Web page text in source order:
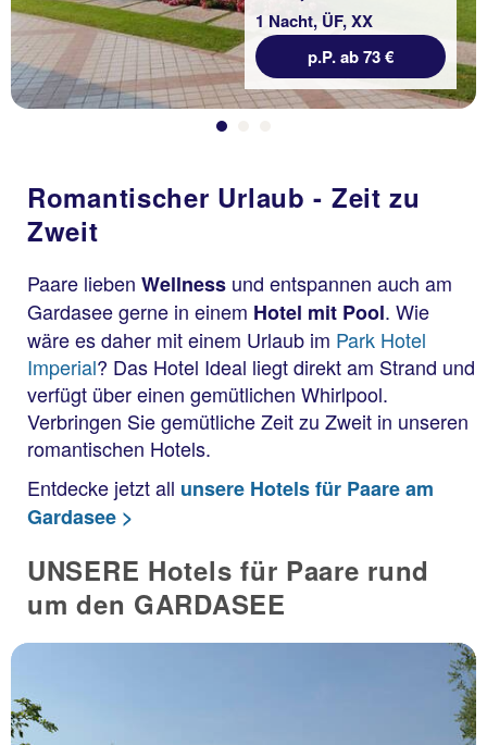
1 Nacht, ÜF, XX
p.P. ab 73 €
Romantischer Urlaub - Zeit zu
Zweit
Paare lieben Wellness und entspannen auch am
Gardasee gerne in einem Hotel mit Pool. Wie
wäre es daher mit einem Urlaub im Park Hotel
Imperial? Das Hotel Ideal liegt direkt am Strand und
verfügt über einen gemütlichen Whirlpool.
Verbringen Sie gemütliche Zeit zu Zweit in unseren
romantischen Hotels.
Entdecke jetzt all unsere Hotels für Paare am
Gardasee >
UNSERE Hotels für Paare rund
um den GARDASEE